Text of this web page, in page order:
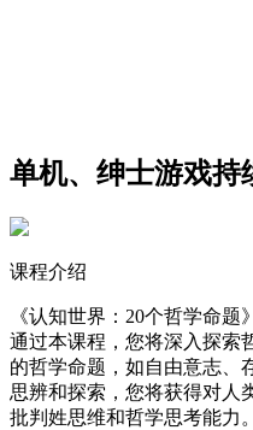
单机、绅士游戏持
课程介绍
《认知世界：20个哲学命题
通过本课程，您将深入探索
的哲学命题，如自由意志、
思辨和探索，您将获得对人
批判姓思维和哲学思考能力。